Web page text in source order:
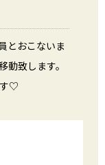
とおこないま
致します。
す♡